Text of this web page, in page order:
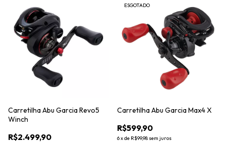
Carretilha Abu Garcia Revo5
Winch
R$2.499,90
ESGOTADO
Carretilha Abu Garcia Max4 X
R$599,90
6xde R$99,98 sem juros